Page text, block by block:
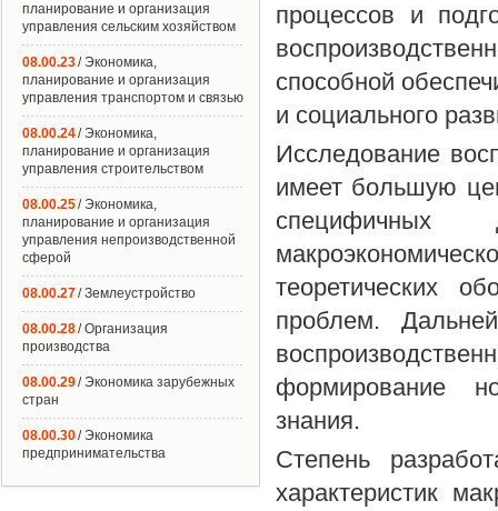
процессов и
способной
и социального
Исследование
имеет большую
специфичных
теоретических
проблем.
формирование
знания.
Степень
характеристик
планирование и организация
управления сельским хозяйством
08.00.23/ Экономика,
планирование и организация
управления транспортом и связью
08.00.24/ Экономика,
планирование и организация
управления строительством
08.00.25/ Экономика,
планирование и организация
управления непроизводственной
сферой
08.00.27/ Землеустройство
08.00.28/ Организация
производства
08.00.29/ Экономика зарубежных
стран
08.00.30/ Экономика
предпринимательства